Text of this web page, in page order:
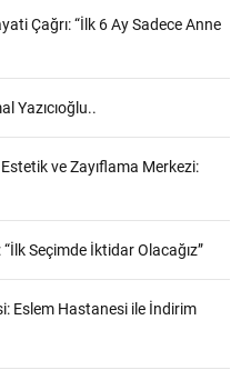
Çağrı: “İlk 6 Ay Sadece Anne
Yazıcıoğlu..
ve Zayıflama Merkezi:
Seçimde İktidar Olacağız”
Eslem Hastanesi ile İndirim